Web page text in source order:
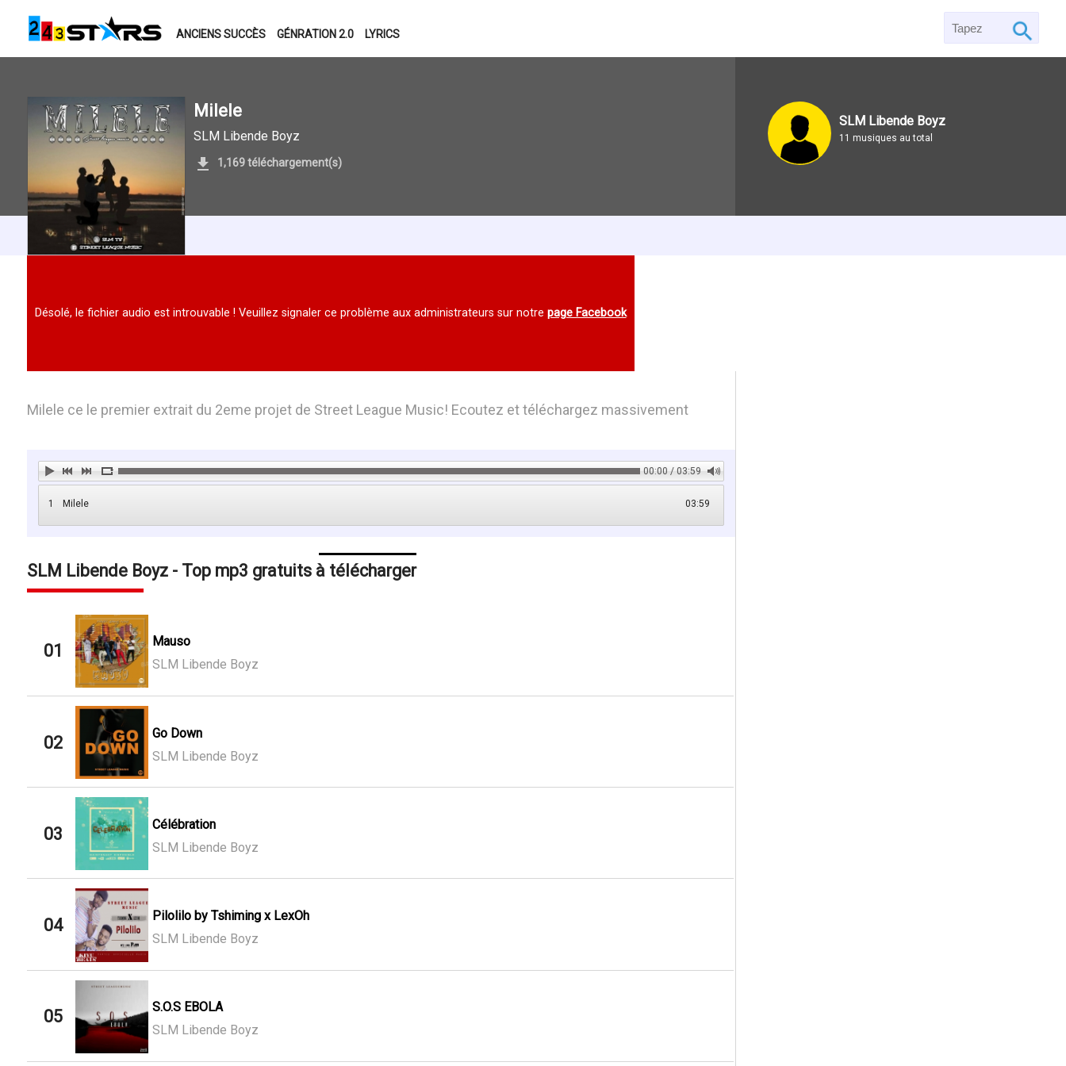
ANCIENS SUCCÈS GÉNRATION 2.0 LYRICS
Milele
SLM Libende Boyz
1,169 téléchargement(s)
SLM Libende Boyz
11 musiques au total
Désolé, le fichier audio est introuvable ! Veuillez signaler ce problème aux administrateurs sur notre page Facebook
Milele ce le premier extrait du 2eme projet de Street League Music! Ecoutez et téléchargez massivement
00:00 / 03:59
1 03:59
Milele
SLM Libende Boyz - Top mp3 gratuits à télécharger
01
Mauso
SLM Libende Boyz
02
Go Down
SLM Libende Boyz
03
Célébration
SLM Libende Boyz
04
Pilolilo by Tshiming x LexOh
SLM Libende Boyz
05
S.O.S EBOLA
SLM Libende Boyz